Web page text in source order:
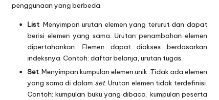
penggunaan yang berbeda.
List: Menyimpan urutan elemen yang terurut dan dapat
berisi elemen yang sama. Urutan penambahan elemen
dipertahankan. Elemen dapat diakses berdasarkan
indeksnya. Contoh: daftar belanja, urutan tugas.
Set: Menyimpan kumpulan elemen unik. Tidak ada elemen
yang sama di dalam set. Urutan elemen tidak terdefinisi.
Contoh: kumpulan buku yang dibaca, kumpulan peserta